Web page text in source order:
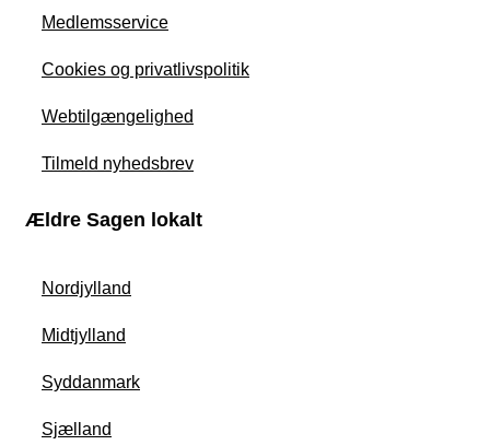
Medlemsservice
Cookies og privatlivspolitik
Webtilgængelighed
Tilmeld nyhedsbrev
Ældre Sagen lokalt
Nordjylland
Midtjylland
Syddanmark
Sjælland